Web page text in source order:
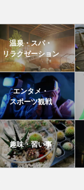
温泉・スパ・
リラクゼーション
エンタメ・
スポーツ観戦
趣味・習い事